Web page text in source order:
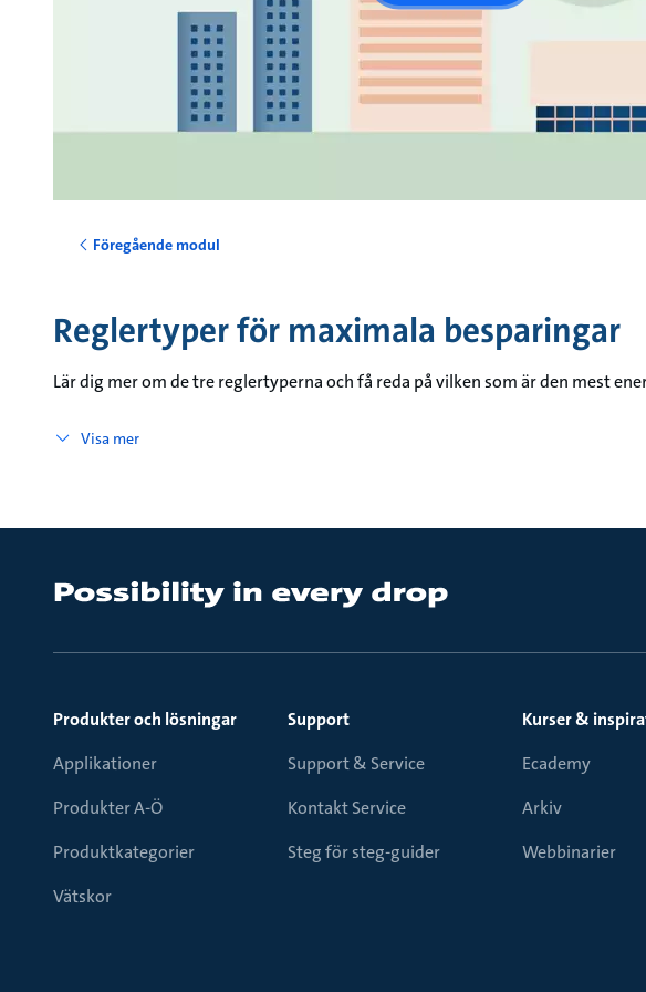
Föregående modul
Reglertyper för maximala besparingar
Lär dig mer om de tre reglertyperna och få reda på vilken som är den mest
Visa mer
Produkter och lösningar
Applikationer
Produkter A-Ö
Produktkategorier
Vätskor
Support
Support & Service
Kontakt Service
Steg för steg-guider
Kurser &
Ecademy
Arkiv
Webbinarier